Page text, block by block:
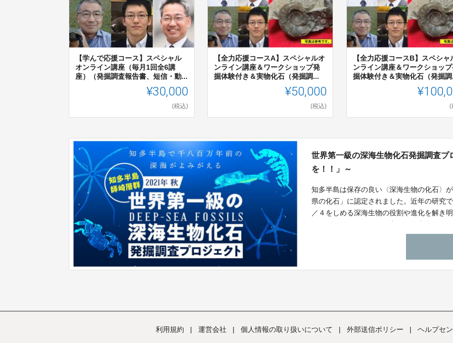
【学んで応援コース】スペシャル
オンライン講座（毎月1回全6講
座）（発掘調査報告書、短信・動...
¥30,000
(税込)
【全力応援コースA】スペシャルオ
ンライン講座＆ワークショップ発
掘体験付き＆実物化石（発掘調...
¥50,000
(税込)
【全力応援コースB】スペシャ
ンライン講座＆ワークショッ
掘体験付き＆実物化石（発掘
(
世界第一級の深海生物化石発掘調査
を！！」～
知多半島は保存の良い〈深海生物の化石〉
県の化石」に認定されました。近年の研究
／４をしめる深海生物の役割や進化を解き
ためには劣化していないフレッシュな化石
利用規約 | 運営会社 | 個人情報の取り扱いについて | 外部送信ポリシー | ヘルプセ